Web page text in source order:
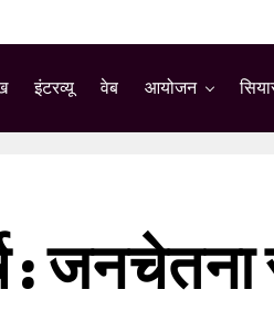
इंटरव्यू वेब आयोजन
: